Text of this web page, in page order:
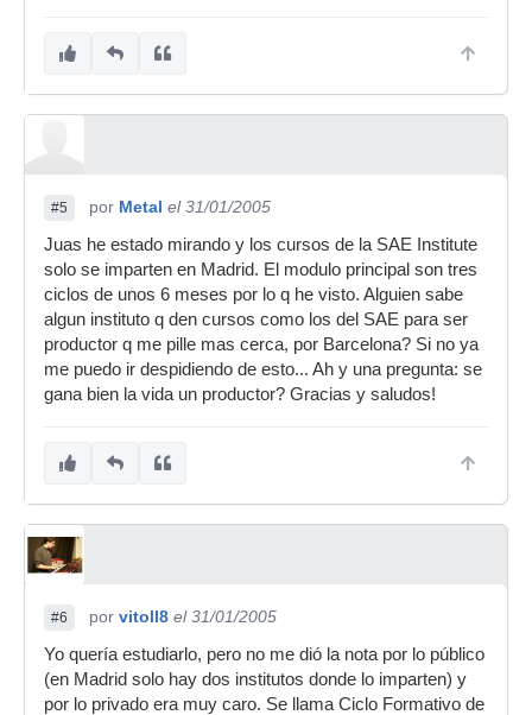
#5 por Metal el 31/01/2005
Juas he estado mirando y los cursos de la SAE Institute
solo se imparten en Madrid. El modulo principal son tres
ciclos de unos 6 meses por lo q he visto. Alguien sabe
algun instituto q den cursos como los del SAE para ser
productor q me pille mas cerca, por Barcelona? Si no ya
me puedo ir despidiendo de esto... Ah y una pregunta: se
gana bien la vida un productor? Gracias y saludos!
#6 por vitoll8 el 31/01/2005
Yo quería estudiarlo, pero no me dió la nota por lo público
(en Madrid solo hay dos institutos donde lo imparten) y
por lo privado era muy caro. Se llama Ciclo Formativo de